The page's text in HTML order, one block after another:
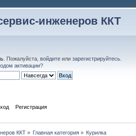
инженеров ККТ
. Пожалуйста, войдитеили зарегистрируйтесь.
активации?
Регистрация
ККТ» Главная категория » Курилка